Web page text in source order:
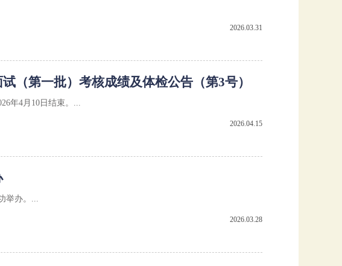
2026.03.31
（第一批）考核成绩及体检公告（第3号）
年4月10日结束。...
2026.04.15
举办。...
2026.03.28